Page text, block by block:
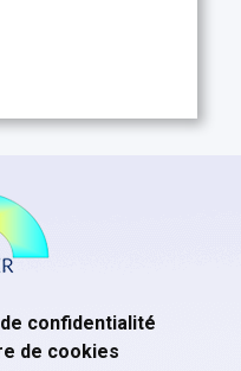
confidentialité
de cookies